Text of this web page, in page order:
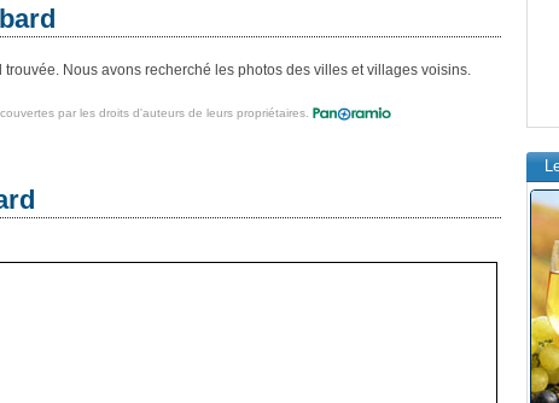
Nous avons recherché les photos des villes et villages voisins.
par les droits d'auteurs de leurs propriétaires.